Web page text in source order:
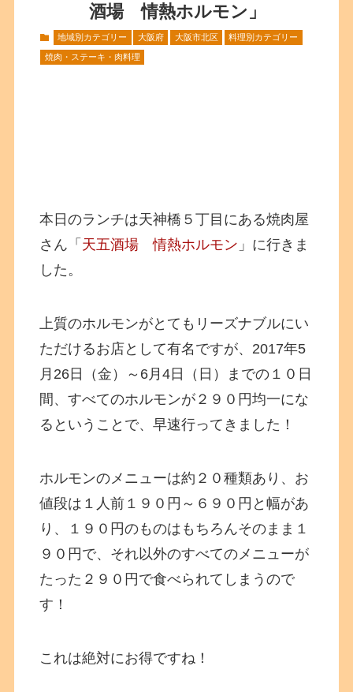
酒場 情熱ホルモン」
地域別カテゴリー 大阪府 大阪市北区 料理別カテゴリー
焼肉・ステーキ・肉料理
本日のランチは天神橋５丁目にある焼肉屋
さん「 天五酒場 情熱ホルモン 」に行きま
した。
上質のホルモンがとてもリーズナブルにい
ただけるお店として有名ですが、2017年5
月26日（金）～6月4日（日）までの１０日
間、すべてのホルモンが２９０円均一にな
るということで、早速行ってきました！
ホルモンのメニューは約２０種類あり、お
値段は１人前１９０円～６９０円と幅があ
り、１９０円のものはもちろんそのまま１
９０円で、それ以外のすべてのメニューが
たった２９０円で食べられてしまうので
す！
これは絶対にお得ですね！